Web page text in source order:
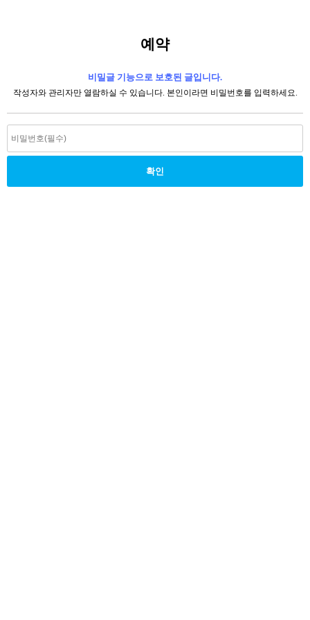
예약
비밀글 기능으로 보호된 글입니다.
작성자와 관리자만 열람하실 수 있습니다. 본인이라면 비밀번호를 입력하세요.